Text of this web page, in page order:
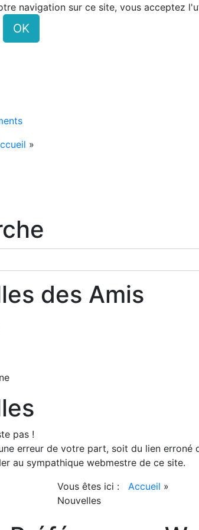
navigation sur ce site, vous acceptez
OK
»
des Amis
pas !
erreur de votre part, soit du lien erroné
au sympathique webmestre de ce site.
Vous êtes ici :
Accueil »
Nouvelles